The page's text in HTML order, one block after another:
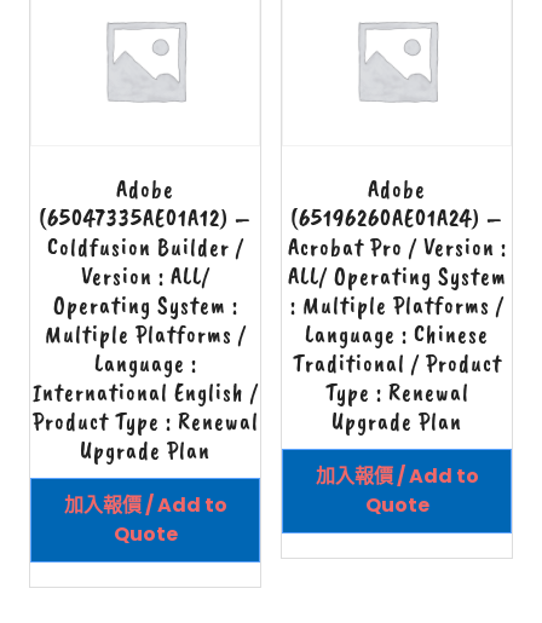
Adobe
(65047335AE01A12) –
Coldfusion Builder /
Version : ALL/
Operating System :
Multiple Platforms /
Language :
International English /
Product Type : Renewal
Upgrade Plan
加入報價 / Add to
Quote
Adobe
(65196260AE01A24) –
Acrobat Pro / Version :
ALL/ Operating System
: Multiple Platforms /
Language : Chinese
Traditional / Product
Type : Renewal
Upgrade Plan
加入報價 / Add to
Quote